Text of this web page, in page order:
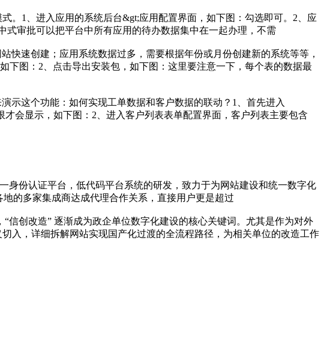
。1、进入应用的系统后台&gt;应用配置界面，如下图：勾选即可。2、应
审批可以把平台中所有应用的待办数据集中在一起办理，不需
快速创建；应用系统数据过多，需要根据年份或月份创建新的系统等等，
下图：2、点击导出安装包，如下图：这里要注意一下，每个表的数据最
示这个功能：如何实现工单数据和客户数据的联动？1、首先进入
会显示，如下图：2、进入客户列表表单配置界面，客户列表主要包含
身份认证平台，低代码平台系统的研发，致力于为网站建设和统一数字化
的多家集成商达成代理合作关系，直接用户更是超过
信创改造” 逐渐成为政企单位数字化建设的核心关键词。尤其是作为对外
入，详细拆解网站实现国产化过渡的全流程路径，为相关单位的改造工作